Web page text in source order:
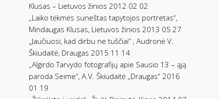
Klusas – Lietuvos žinios 2012 02 02
„Laiko tėkmės suneštas tapytojos portretas“,
Mindaugas Klusas, Lietuvos žinios 2013 05 27
„Jaučiuosi, kad dirbu ne tuščiai“ , Audronė V.
Škiudaitė, Draugas 2015 11 14
„Algirdo Tarvydo fotografijų apie Sausio 13 – ąją
paroda Seime“, A.V. Škiudaitė „Draugas“ 2016
01 19